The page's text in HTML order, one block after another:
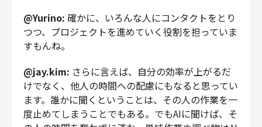
@Yurino: 確かに、いろんな人にコンタクトをとり
つつ、プロジェクトを進めていく役割を担っていま
すもんね。
@jay.kim: さらに言えば、自分の効率が上がるだ
けでなく、他人の時間への配慮にもなると思ってい
ます。誰かに聞くということは、その人の作業を一
度止めてしまうことでもある。でもAIに聞けば、そ